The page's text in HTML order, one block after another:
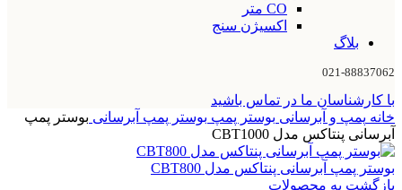
CO متر
اکسیژن سنج
بلاگ
021-88837062
با کارشناسان ما در تماس باشید
خانه پمپ و آبرسانی بوستر پمپ بوستر پمپ آبرسانی بوستر پمپ
آبرسانی پنتاکس مدل CBT1000
بوستر پمپ آبرسانی پنتاکس مدل CBT800
بازگشت به محصولات